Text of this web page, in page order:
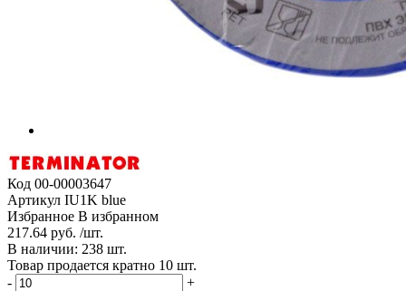
Код 00-00003647
Артикул IU1K blue
Избранное В избранном
217.64 руб. /шт.
В наличии: 238 шт.
Товар продается кратно 10 шт.
-
+